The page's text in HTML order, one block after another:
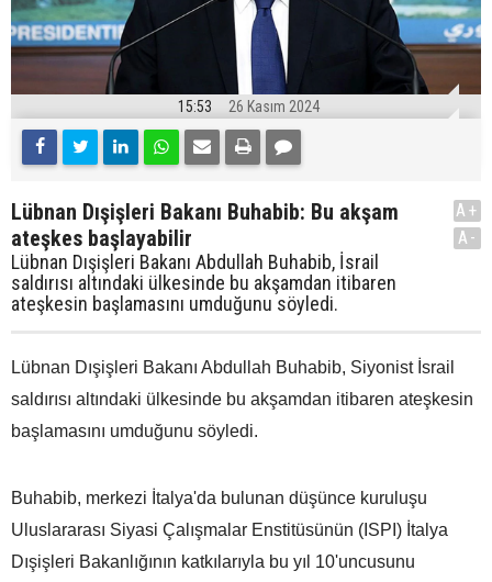
15:53 26 Kasım 2024
Lübnan Dışişleri Bakanı Buhabib: Bu akşam
ateşkes başlayabilir
Lübnan Dışişleri Bakanı Abdullah Buhabib, İsrail
saldırısı altındaki ülkesinde bu akşamdan itibaren
ateşkesin başlamasını umduğunu söyledi.
A+
A-
Lübnan Dışişleri Bakanı Abdullah Buhabib, Siyonist İsrail
saldırısı altındaki ülkesinde bu akşamdan itibaren ateşkesin
başlamasını umduğunu söyledi.
Buhabib, merkezi İtalya'da bulunan düşünce kuruluşu
Uluslararası Siyasi Çalışmalar Enstitüsünün (ISPI) İtalya
Dışişleri Bakanlığının katkılarıyla bu yıl 10'uncusunu